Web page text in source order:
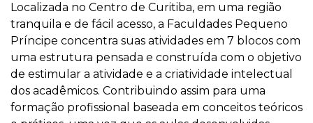
Localizada no Centro de Curitiba, em uma região
tranquila e de fácil acesso, a Faculdades Pequeno
Príncipe concentra suas atividades em 7 blocos com
uma estrutura pensada e construída com o objetivo
de estimular a atividade e a criatividade intelectual
dos acadêmicos. Contribuindo assim para uma
formação profissional baseada em conceitos teóricos